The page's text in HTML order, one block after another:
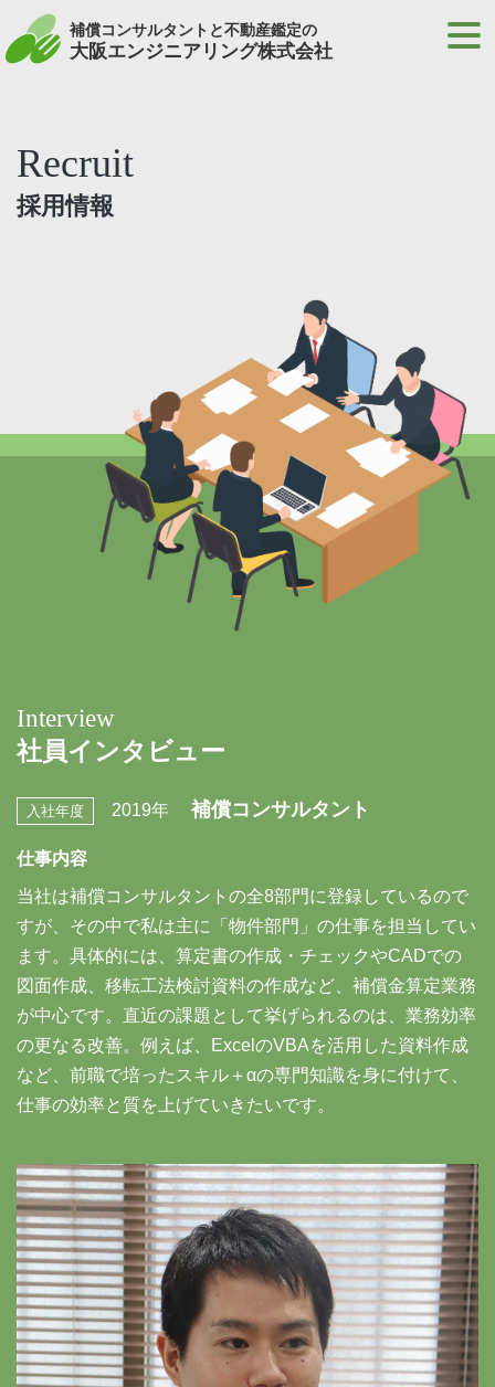
補償コンサルタントと不動産鑑定の
大阪エンジニアリング株式会社
Recruit
採用情報
Interview
社員インタビュー
入社年度 2019年 補償コンサルタント
仕事内容
当社は補償コンサルタントの全8部門に登録しているので
すが、その中で私は主に「物件部門」の仕事を担当してい
ます。具体的には、算定書の作成・チェックやCADでの
図面作成、移転工法検討資料の作成など、補償金算定業務
が中心です。直近の課題として挙げられるのは、業務効率
の更なる改善。例えば、ExcelのVBAを活用した資料作成
など、前職で培ったスキル＋αの専門知識を身に付けて、
仕事の効率と質を上げていきたいです。